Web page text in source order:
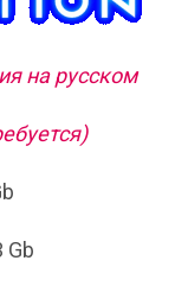
на русском
Gb